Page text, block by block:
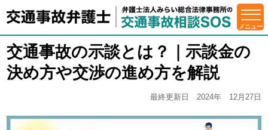
交通事故の示談とは？｜示談金の
決め方や交渉の進め方を解説
最終更新日 2024年 12月27日